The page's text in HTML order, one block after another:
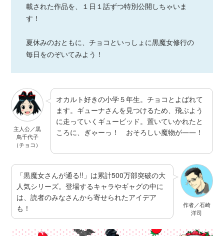
載された作品を、１日１話ずつ特別公開しちゃいま
す！
夏休みのおともに、チョコといっしょに黒魔女修行の
毎日をのぞいてみよう！
主人公／黒
鳥千代子
（チョコ）
オカルト好きの小学５年生。チョコとよばれて
ます。ギューナさんを見つけるため、飛ぶよう
に走っていくギュービッド。置いていかれたと
ころに、ぎゃーっ！ おそろしい魔物が――！
作者／石崎
洋司
「黒魔女さんが通る!!」は累計500万部突破の大
人気シリーズ。登場するキャラやギャグの中に
は、読者のみなさんから寄せられたアイデア
も！